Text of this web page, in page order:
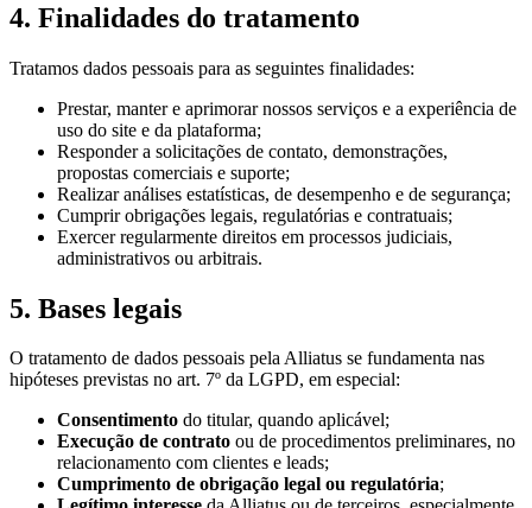
4. Finalidades do tratamento
Tratamos dados pessoais para as seguintes finalidades:
Prestar, manter e aprimorar nossos serviços e a experiência de
uso do site e da plataforma;
Responder a solicitações de contato, demonstrações,
propostas comerciais e suporte;
Realizar análises estatísticas, de desempenho e de segurança;
Cumprir obrigações legais, regulatórias e contratuais;
Exercer regularmente direitos em processos judiciais,
administrativos ou arbitrais.
5. Bases legais
O tratamento de dados pessoais pela Alliatus se fundamenta nas
hipóteses previstas no art. 7º da LGPD, em especial:
Consentimento do titular, quando aplicável;
Execução de contrato ou de procedimentos preliminares, no
relacionamento com clientes e leads;
Cumprimento de obrigação legal ou regulatória;